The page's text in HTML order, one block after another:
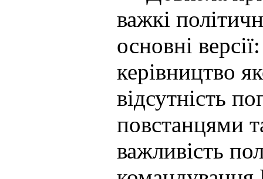
важкі
основні
керівництво
відсутність
повстанцями
важливість